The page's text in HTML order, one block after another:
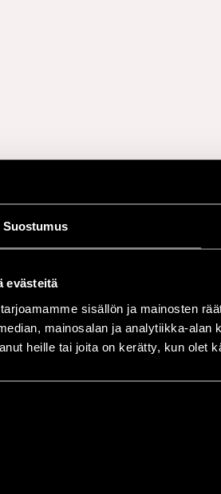
Suostumus
evästeitä
sisällön ja mainosten
mainosalan ja analytiikka-
heille tai joita on kerätty, kun olet